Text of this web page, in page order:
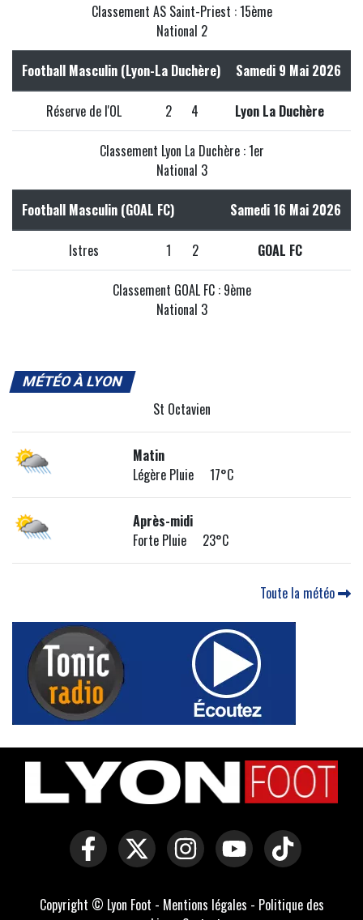
Classement AS Saint-Priest : 15ème
National 2
Football Masculin (Lyon-La Duchère) Samedi 9 Mai 2026
Réserve de l'OL 2 4 Lyon La Duchère
Classement Lyon La Duchère : 1er
National 3
Football Masculin (GOAL FC) Samedi 16 Mai 2026
Istres 1 2 GOAL FC
Classement GOAL FC : 9ème
National 3
MÉTÉO À LYON
St Octavien
Matin
Légère Pluie 17°C
Après-midi
Forte Pluie 23°C
Toute la météo
Copyright © Lyon Foot - Mentions légales - Politique des